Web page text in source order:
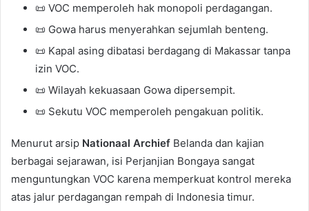
📜 VOC memperoleh hak monopoli perdagangan.
📜 Gowa harus menyerahkan sejumlah benteng.
📜 Kapal asing dibatasi berdagang di Makassar tanpa
izin VOC.
📜 Wilayah kekuasaan Gowa dipersempit.
📜 Sekutu VOC memperoleh pengakuan politik.
Menurut arsip Nationaal Archief Belanda dan kajian
berbagai sejarawan, isi Perjanjian Bongaya sangat
menguntungkan VOC karena memperkuat kontrol mereka
atas jalur perdagangan rempah di Indonesia timur.